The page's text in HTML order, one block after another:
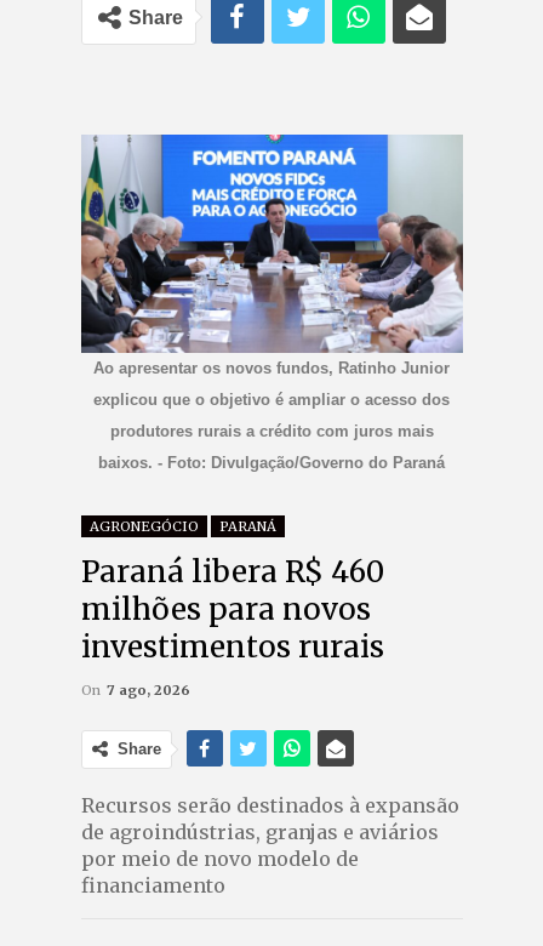
Share
Ao apresentar os novos fundos, Ratinho Junior
explicou que o objetivo é ampliar o acesso dos
produtores rurais a crédito com juros mais
baixos. - Foto: Divulgação/Governo do Paraná
AGRONEGÓCIO PARANÁ
Paraná libera R$ 460
milhões para novos
investimentos rurais
On 7 ago, 2026
Share
Recursos serão destinados à expansão
de agroindústrias, granjas e aviários
por meio de novo modelo de
financiamento